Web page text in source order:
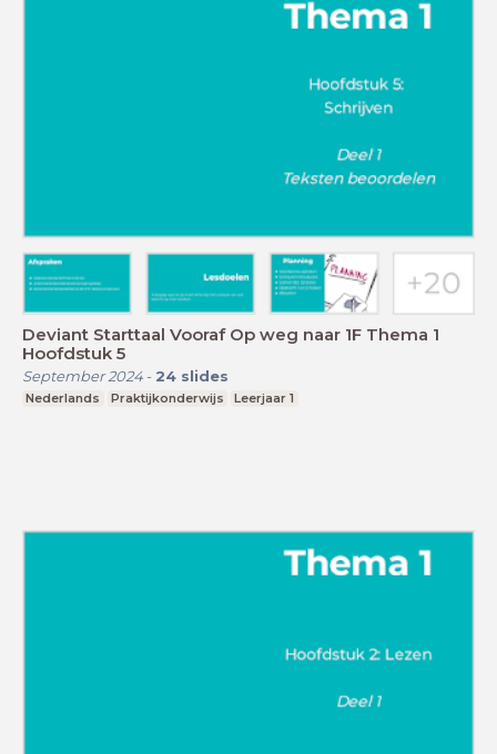
Deviant Starttaal Vooraf Op weg naar 1F Thema 1
Hoofdstuk 5
September 2024- 24 slides
Nederlands Praktijkonderwijs Leerjaar 1